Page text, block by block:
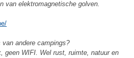
van elektromagnetische golven.
van andere campings?
geen WIFI. Wel rust, ruimte, natuur en